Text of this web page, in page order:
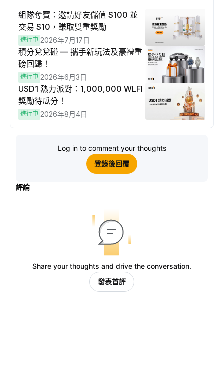
組隊奪寶：邀請好友儲值 $100 並
交易 $10，賺取雙重獎勵
進行中 2026年7月17日
積分兌兌碰 — 攜手新玩法及豪禮重
磅回歸！
進行中 2026年6月3日
USD1 熱力派對：1,000,000 WLFI
獎勵待瓜分！
進行中 2026年8月4日
Log in to comment your thoughts
登錄後回覆
評論
Share your thoughts and drive the conversation.
發表首評